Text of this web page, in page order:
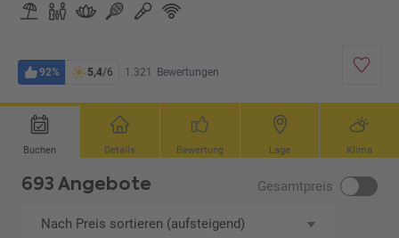
92% 5,4/6 1.321 Bewertungen
Buchen Details Bewertung Lage Klima
693 Angebote Gesamtpreis
Nach Preis sortieren (aufsteigend)